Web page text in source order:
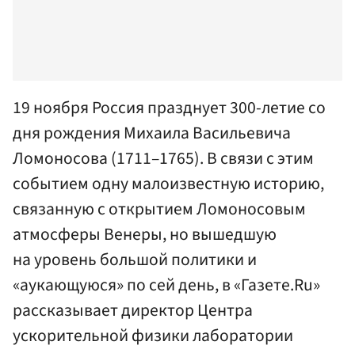
19 ноября Россия празднует 300-летие со
дня рождения Михаила Васильевича
Ломоносова (1711–1765). В связи с этим
событием одну малоизвестную историю,
связанную с открытием Ломоносовым
атмосферы Венеры, но вышедшую
на уровень большой политики и
«аукающуюся» по сей день, в «Газете.Ru»
рассказывает директор Центра
ускорительной физики лаборатории